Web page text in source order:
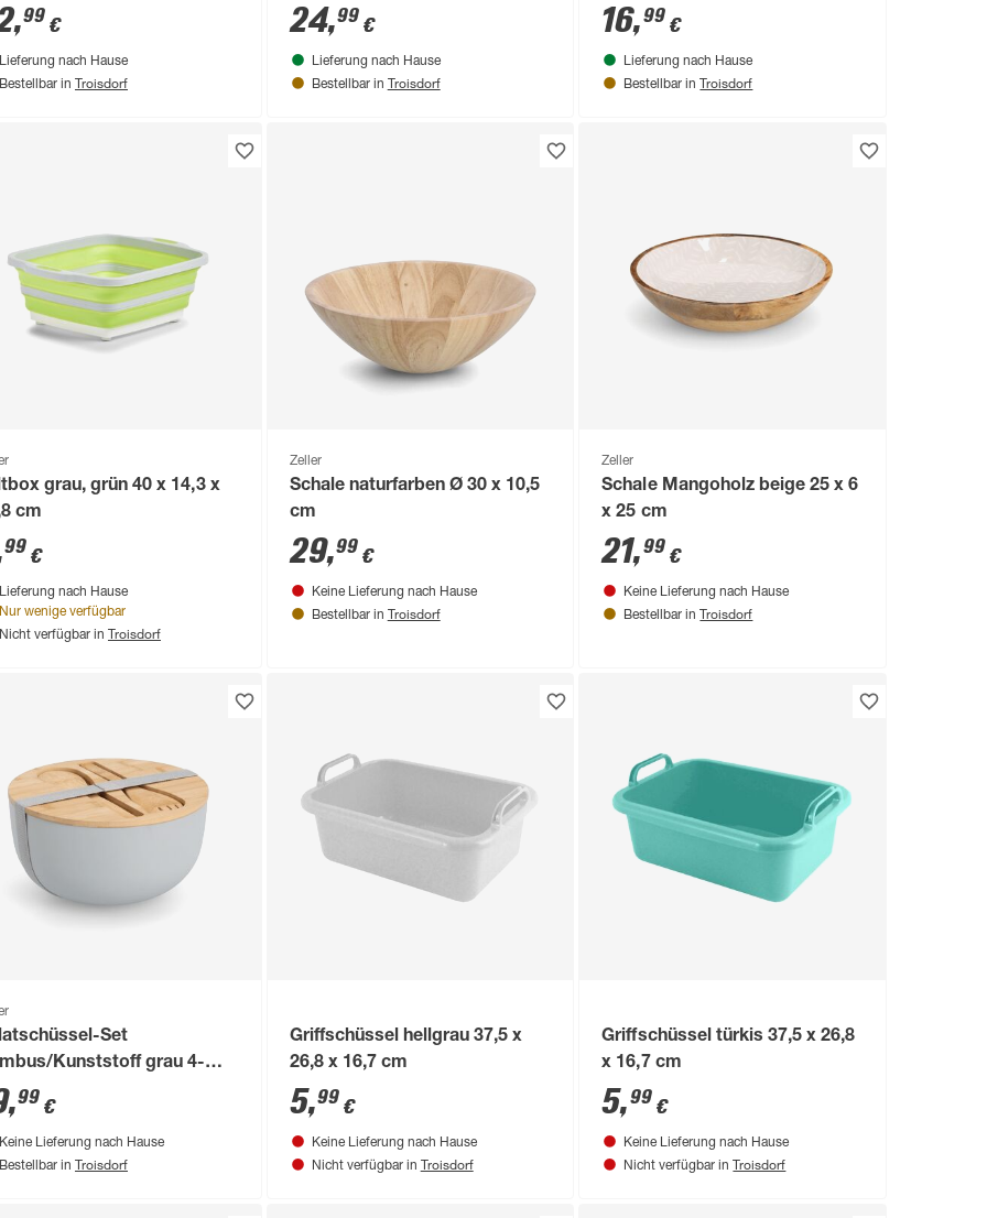
,99 €
Lieferung nach Hause
Bestellbar in Troisdorf
24,99€
Lieferung nach Hause
Bestellbar in Troisdorf
16,99 €
Lieferung nach Hause
Bestellbar in Troisdorf
grau, grün 40 x 14,3 x
cm
99 €
Lieferung nach Hause
Nur wenige verfügbar
Nicht verfügbar in Troisdorf
Zeller
Schale naturfarben Ø 30 x 10,5
cm
29,99€
Keine Lieferung nach Hause
Bestellbar in Troisdorf
Zeller
Schale Mangoholz beige 25 x 6
x 25 cm
21,99 €
Keine Lieferung nach Hause
Bestellbar in Troisdorf
Set
Kunststoff grau 4-
23,5 x 12,5 x 23,5 cm
,99 €
Keine Lieferung nach Hause
Bestellbar in Troisdorf
Griffschüssel hellgrau 37,5 x
26,8 x 16,7 cm
5,99€
Keine Lieferung nach Hause
Nicht verfügbar in Troisdorf
Griffschüssel türkis 37,5 x 26,8
x 16,7 cm
5,99 €
Keine Lieferung nach Hause
Nicht verfügbar in Troisdorf